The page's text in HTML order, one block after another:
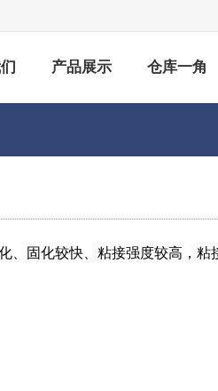
产品展示 仓库一角
固化较快、粘接强度较高，粘